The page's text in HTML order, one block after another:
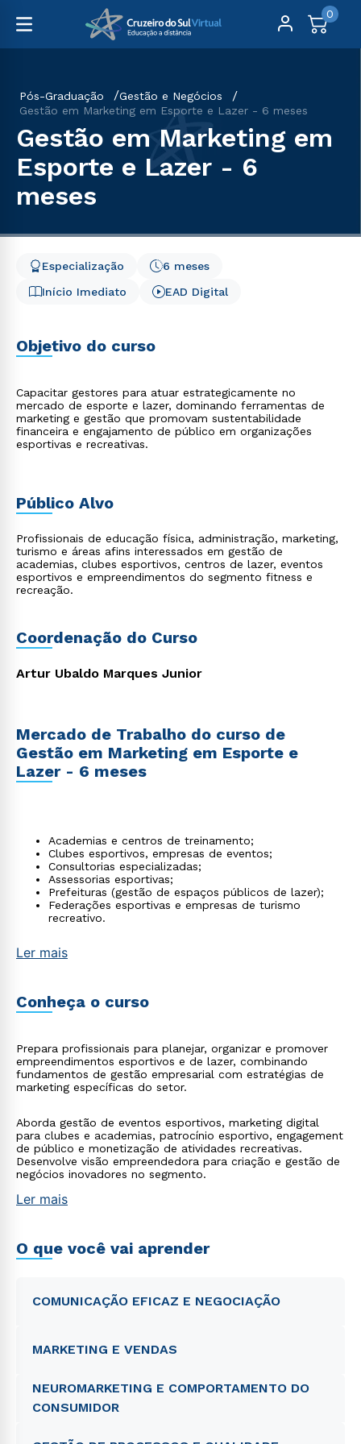
0
Pós-Graduação
Gestão e Negócios
Gestão em Marketing em Esporte e Lazer - 6 meses
Gestão em Marketing em
Esporte e Lazer - 6
meses
Início Imediato
6 meses
Especialização
EAD Digital
Objetivo do curso
Capacitar gestores para atuar estrategicamente no
mercado de esporte e lazer, dominando ferramentas de
marketing e gestão que promovam sustentabilidade
financeira e engajamento de público em organizações
esportivas e recreativas.
Público Alvo
Profissionais de educação física, administração, marketing,
turismo e áreas afins interessados em gestão de
academias, clubes esportivos, centros de lazer, eventos
esportivos e empreendimentos do segmento fitness e
recreação.
Coordenação do Curso
Artur Ubaldo Marques Junior
Mercado de Trabalho do curso de
Gestão em Marketing em Esporte e
Lazer - 6 meses
Academias e centros de treinamento;
Clubes esportivos, empresas de eventos;
Consultorias especializadas;
Assessorias esportivas;
Prefeituras (gestão de espaços públicos de lazer);
Federações esportivas e empresas de turismo
recreativo.
Ler mais
Conheça o curso
Prepara profissionais para planejar, organizar e promover
empreendimentos esportivos e de lazer, combinando
fundamentos de gestão empresarial com estratégias de
marketing específicas do setor.
Aborda gestão de eventos esportivos, marketing digital
para clubes e academias, patrocínio esportivo, engagement
de público e monetização de atividades recreativas.
Desenvolve visão empreendedora para criação e gestão de
negócios inovadores no segmento.
Ler mais
O que você vai aprender
COMUNICAÇÃO EFICAZ E NEGOCIAÇÃO
MARKETING E VENDAS
NEUROMARKETING E COMPORTAMENTO DO
CONSUMIDOR